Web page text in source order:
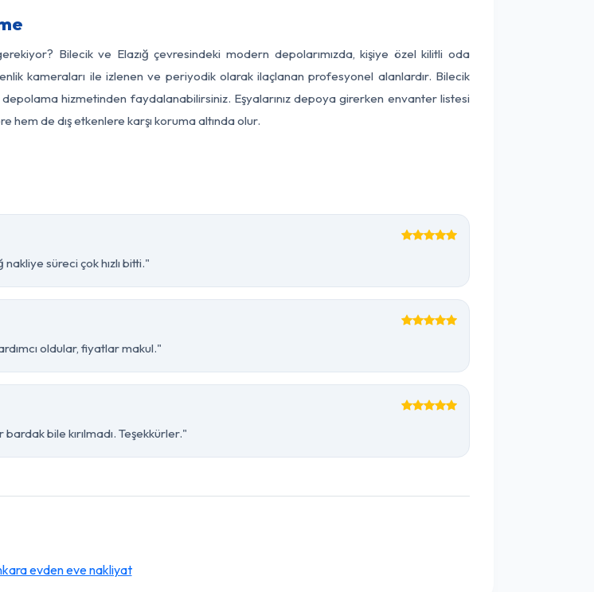
Bilecik ve Elazığ çevresindeki modern depolarımızda, kişiye özel kilitli oda
kameraları ile izlenen ve periyodik olarak ilaçlanan profesyonel alanlardır. Bilecik
hizmetinden faydalanabilirsiniz. Eşyalarınız depoya girerken envanter listesi
hem de dış etkenlere karşı koruma altında olur.
süreci çok hızlı bitti."
oldular, fiyatlar makul."
bile kırılmadı. Teşekkürler."
evden eve nakliyat